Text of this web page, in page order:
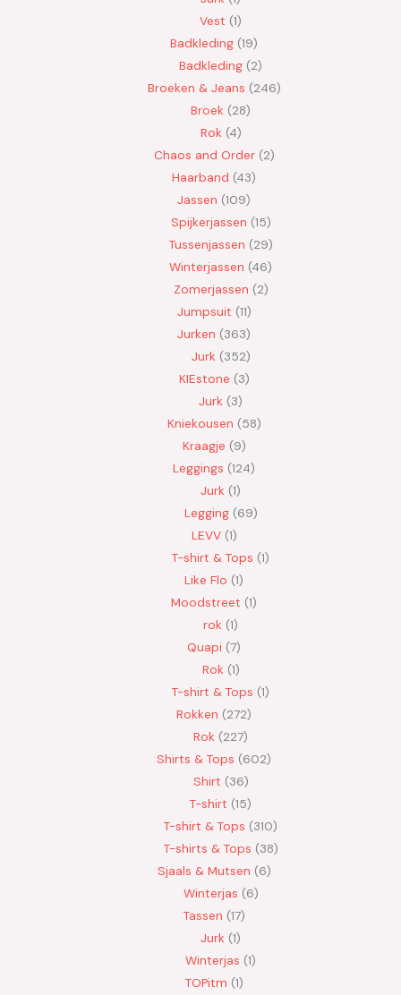
Vest 1
Badkleding 19
Badkleding 2
Broeken & Jeans 246
Broek 28
Rok 4
Chaos and Order 2
Haarband 43
Jassen 109
Spijkerjassen 15
Tussenjassen 29
Winterjassen 46
Zomerjassen 2
Jumpsuit 11
Jurken 363
Jurk 352
KIEstone 3
Jurk 3
Kniekousen 58
Kraagje 9
Leggings 124
Jurk 1
Legging 69
LEVV 1
T-shirt & Tops 1
Like Flo 1
Moodstreet 1
rok 1
Quapi 7
Rok 1
T-shirt & Tops 1
Rokken 272
Rok 227
Shirts & Tops 602
Shirt 36
T-shirt 15
T-shirt & Tops 310
T-shirts & Tops 38
Sjaals & Mutsen 6
Winterjas 6
Tassen 17
Jurk 1
Winterjas 1
TOPitm 1